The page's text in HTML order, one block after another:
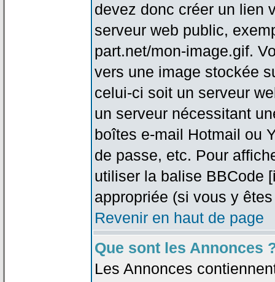
devez donc créer un lien
serveur web public,
part.net/mon-image.gif.
vers une image stockée
celui-ci soit un serveur
un serveur nécessitant
boîtes e-mail Hotmail ou
de passe, etc. Pour
utiliser la balise BBCode
appropriée (si vous y
Revenir en haut de page
Que sont les Annonces
Les Annonces